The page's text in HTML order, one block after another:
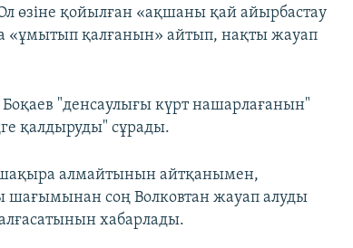
өзіне қойылған «ақшаны қай айырбастау
«ұмытып қалғанын» айтып, нақты жауап
"денсаулығы күрт нашарлағанын"
қалдыруды" сұрады.
шақыра алмайтынын айтқанымен,
шағымынан соң Волковтан жауап алуды
хабарлады.